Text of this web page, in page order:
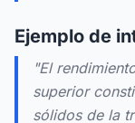
Ejemplo de
"El
superior
sólidos de la